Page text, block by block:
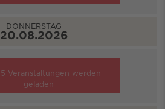
DONNERSTAG
20.08.2026
5 Veranstaltungen werden
geladen